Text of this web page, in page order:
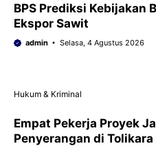
BPS Prediksi Kebijakan
Ekspor Sawit
admin Selasa, 4 Agustus 2026
Hukum & Kriminal
Empat Pekerja Proyek
Penyerangan di Tolikara